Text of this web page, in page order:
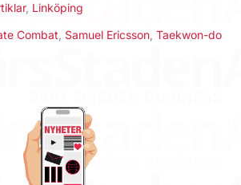
, Linköping
Combat Samuel Ericsson Taekwon-do